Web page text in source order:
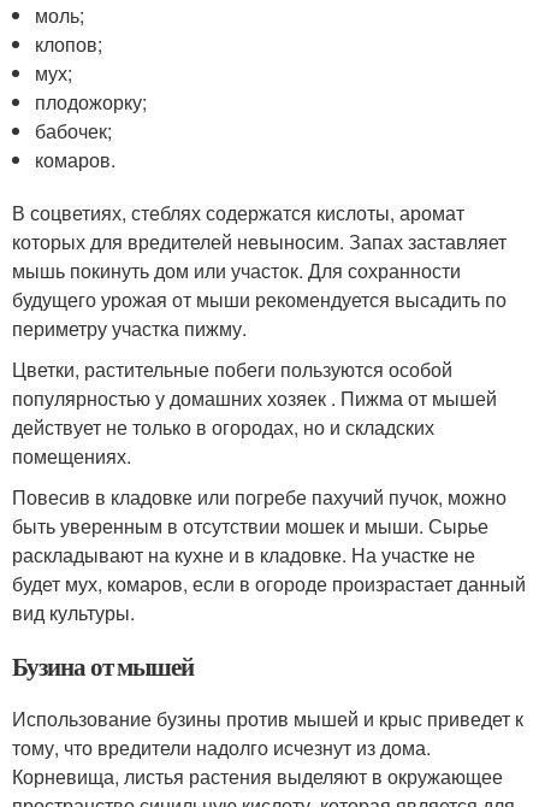
моль;
клопов;
мух;
плодожорку;
бабочек;
комаров.
В соцветиях, стеблях содержатся кислоты, аромат
которых для вредителей невыносим. Запах заставляет
мышь покинуть дом или участок. Для сохранности
будущего урожая от мыши рекомендуется высадить по
периметру участка пижму.
Цветки, растительные побеги пользуются особой
популярностью у домашних хозяек . Пижма от мышей
действует не только в огородах, но и складских
помещениях.
Повесив в кладовке или погребе пахучий пучок, можно
быть уверенным в отсутствии мошек и мыши. Сырье
раскладывают на кухне и в кладовке. На участке не
будет мух, комаров, если в огороде произрастает данный
вид культуры.
Бузина от мышей
Использование бузины против мышей и крыс приведет к
тому, что вредители надолго исчезнут из дома.
Корневища, листья растения выделяют в окружающее